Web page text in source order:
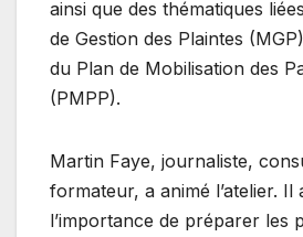
ainsi que des thématiques
de Gestion des Plaintes
du Plan de Mobilisation des
(PMPP).
Martin Faye, journaliste,
formateur, a animé l’atelier. Il
l’importance de préparer les